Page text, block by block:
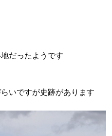
だったようです
いですが史跡があります